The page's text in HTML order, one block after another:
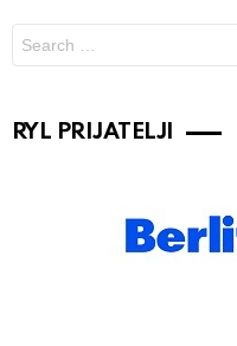
for:
RYL PRIJATELJI